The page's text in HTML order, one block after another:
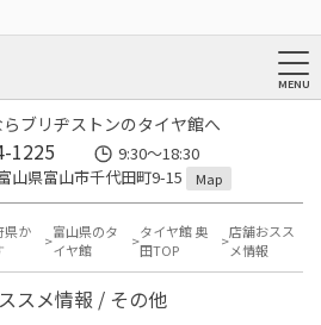
ブリヂストンのタイヤ館へ
1225
9:30～18:30
山県富山市千代田町9-15
Map
県か
富山県のタ
イヤ館
タイヤ館 奥
田TOP
店舗おスス
メ情報
スメ情報 / その他